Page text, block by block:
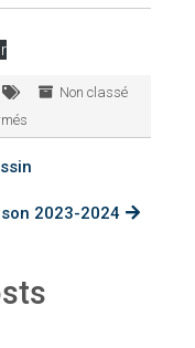
Non classé
2023-2024